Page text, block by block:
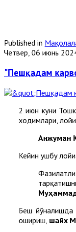
Published in
Четвер, 06 июнь
"Пешқадам
2 июн куни
ходимлари,
Анжуман
Кейин ушбу
Беш йўналишда
ошириш, шайх